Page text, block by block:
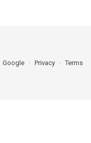
Google Privacy Terms